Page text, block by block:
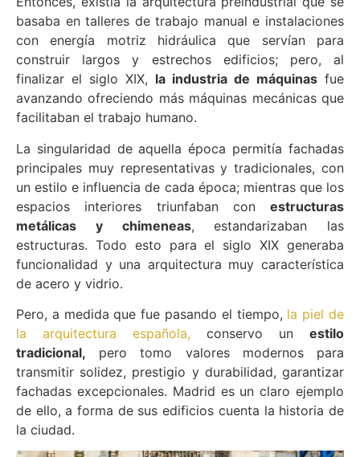
basaba en talleres de trabajo manual e instalaciones
con energía motriz hidráulica que servían para
construir largos y estrechos edificios; pero, al
finalizar el siglo XIX, la industria de máquinas fue
avanzando ofreciendo más máquinas mecánicas que
facilitaban el trabajo humano.
La singularidad de aquella época permitía fachadas
principales muy representativas y tradicionales, con
un estilo e influencia de cada época; mientras que los
espacios interiores triunfaban con estructuras
metálicas y chimeneas, estandarizaban las
estructuras. Todo esto para el siglo XIX generaba
funcionalidad y una arquitectura muy característica
de acero y vidrio.
Pero, a medida que fue pasando el tiempo, la piel de
la arquitectura española, conservo un estilo
tradicional, pero tomo valores modernos para
transmitir solidez, prestigio y durabilidad, garantizar
fachadas excepcionales. Madrid es un claro ejemplo
de ello, a forma de sus edificios cuenta la historia de
la ciudad.